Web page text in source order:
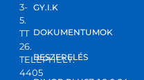
3-
5.
TT
26.
TELEPHELY:
4405
GY.I.K
DOKUMENTUMOK
BESZERELÉS